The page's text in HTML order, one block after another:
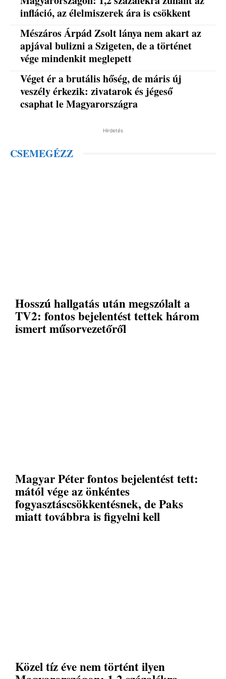
infláció, az élelmiszerek ára is csökkent
Mészáros Árpád Zsolt lánya nem akart az
apjával bulizni a Szigeten, de a történet
vége mindenkit meglepett
Véget ér a brutális hőség, de máris új
veszély érkezik: zivatarok és jégeső
csaphat le Magyarországra
Hirdetés
CSEMEGÉZZ
Hosszú hallgatás után megszólalt a
TV2: fontos bejelentést tettek három
ismert műsorvezetőről
Magyar Péter fontos bejelentést tett:
mától vége az önkéntes
fogyasztáscsökkentésnek, de Paks
miatt továbbra is figyelni kell
Közel tíz éve nem történt ilyen